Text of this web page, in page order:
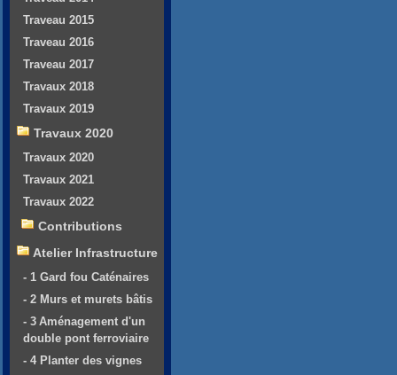
Traveau 2015
Traveau 2016
Traveau 2017
Travaux 2018
Travaux 2019
Travaux 2020
Travaux 2020
Travaux 2021
Travaux 2022
Contributions
Atelier Infrastructure
- 1 Gard fou Caténaires
- 2 Murs et murets bâtis
- 3 Aménagement d'un
double pont ferroviaire
- 4 Planter des vignes